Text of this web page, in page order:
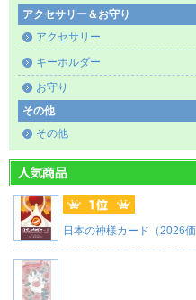
アクセサリー＆お守り
アクセサリー
キーホルダー
お守り
その他
その他
日本の神様カード（2026価